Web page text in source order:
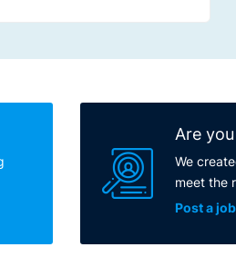
Are
We
meet the
Post a job